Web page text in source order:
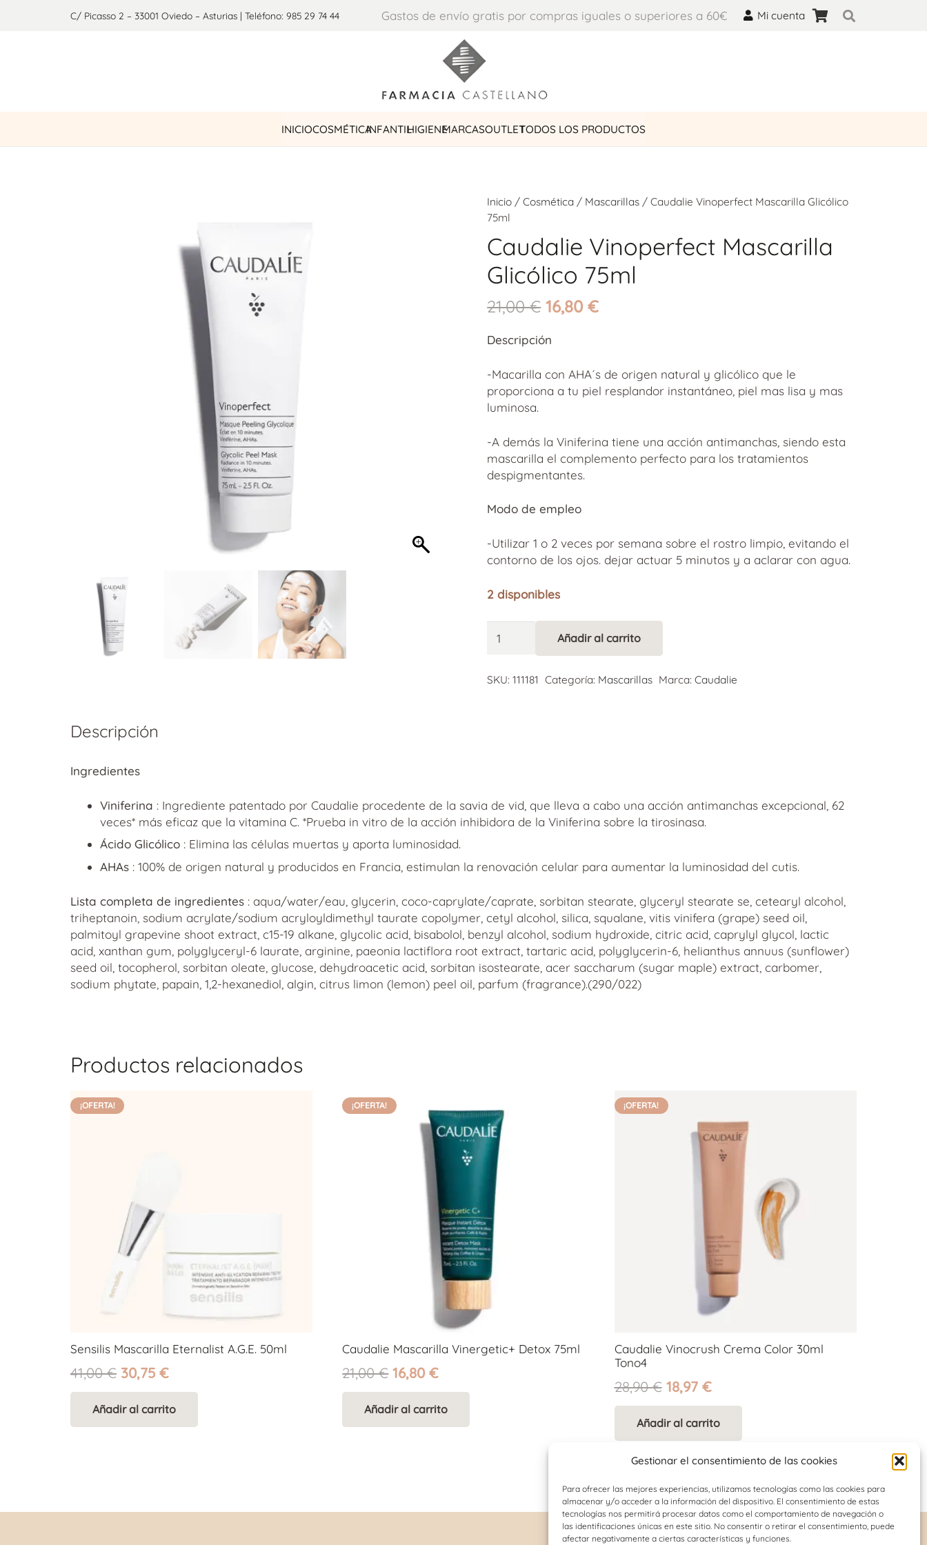
Gestionar el consentimiento de las cookies
Para ofrecer las mejores experiencias, utilizamos tecnologías como las cookies para
almacenar y/o acceder a la información del dispositivo. El consentimiento de estas
tecnologías nos permitirá procesar datos como el comportamiento de navegación o
las identificaciones únicas en este sitio. No consentir o retirar el consentimiento, puede
afectar negativamente a ciertas características y funciones.
C/ Picasso 2 – 33001 Oviedo – Asturias | Teléfono: 985 29 74 44 Gastos de envío gratis por compras iguales o superiores a 60€ Mi cuenta
INICIOCOSMÉTICAINFANTILHIGIENEMARCASOUTLETTODOS LOS PRODUCTOS
Inicio /Cosmética / Mascarillas / Caudalie Vinoperfect Mascarilla Glicólico
75ml
Caudalie Vinoperfect Mascarilla
Glicólico 75ml
21,00€ El
original
21,00 €.
16,80€El
16,80 €.
Descripción
-Macarilla con AHA´s de origen natural y glicólico que le
proporciona a tu piel resplandor instantáneo, piel mas lisa y mas
luminosa.
-A demás la Viniferina tiene una acción antimanchas, siendo esta
mascarilla el complemento perfecto para los tratamientos
despigmentantes.
Modo de empleo
-Utilizar 1 o 2 veces por semana sobre el rostro limpio, evitando el
contorno de los ojos. dejar actuar 5 minutos y a aclarar con agua.
2 disponibles
Vinoperfect
Glicólico
Añadir al carrito
Alternative:
SKU:111181 Categoría: Mascarillas Marca:Caudalie
Descripción
Ingredientes
Viniferina : Ingrediente patentado por Caudalie procedente de la savia de vid, que lleva a cabo una acción antimanchas excepcional, 62
veces* más eficaz que la vitamina C. *Prueba in vitro de la acción inhibidora de la Viniferina sobre la tirosinasa.
Ácido Glicólico: Elimina las células muertas y aporta luminosidad.
AHAs: 100% de origen natural y producidos en Francia, estimulan la renovación celular para aumentar la luminosidad del cutis.
Lista completa de ingredientes : aqua/water/eau, glycerin, coco-caprylate/caprate, sorbitan stearate, glyceryl stearate se, cetearyl alcohol,
triheptanoin, sodium acrylate/sodium acryloyldimethyl taurate copolymer, cetyl alcohol, silica, squalane, vitis vinifera (grape) seed oil,
palmitoyl grapevine shoot extract, c15-19 alkane, glycolic acid, bisabolol, benzyl alcohol, sodium hydroxide, citric acid, caprylyl glycol, lactic
acid, xanthan gum, polyglyceryl-6 laurate, arginine, paeonia lactiflora root extract, tartaric acid, polyglycerin-6, helianthus annuus (sunflower)
seed oil, tocopherol, sorbitan oleate, glucose, dehydroacetic acid, sorbitan isostearate, acer saccharum (sugar maple) extract, carbomer,
sodium phytate, papain, 1,2-hexanediol, algin, citrus limon (lemon) peel oil, parfum (fragrance).(290/022)
Productos relacionados
¡OFERTA!
Sensilis Mascarilla Eternalist A.G.E. 50ml
41,00€ El
precio
original
era:
30,75 €El
precio
actual
es:
Añadir al carrito
¡OFERTA!
Caudalie Mascarilla Vinergetic+ Detox 75ml
21,00€ El
precio
original
era:
16,80€El
precio
actual
es:
Añadir al carrito
¡OFERTA!
Caudalie Vinocrush Crema Color 30ml
Tono4
28,90€ El
precio
original
era:
28,90 €.
18,97 €El
precio
actual
es:
18,97 €.
Añadir al carrito